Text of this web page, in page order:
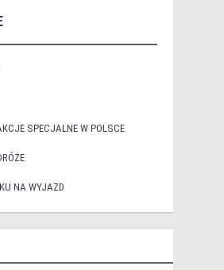
SPECJALNE W POLSCE
NA WYJAZD